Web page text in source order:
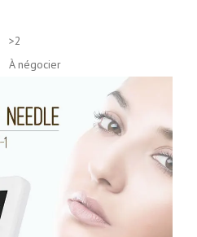
>2
À négocier